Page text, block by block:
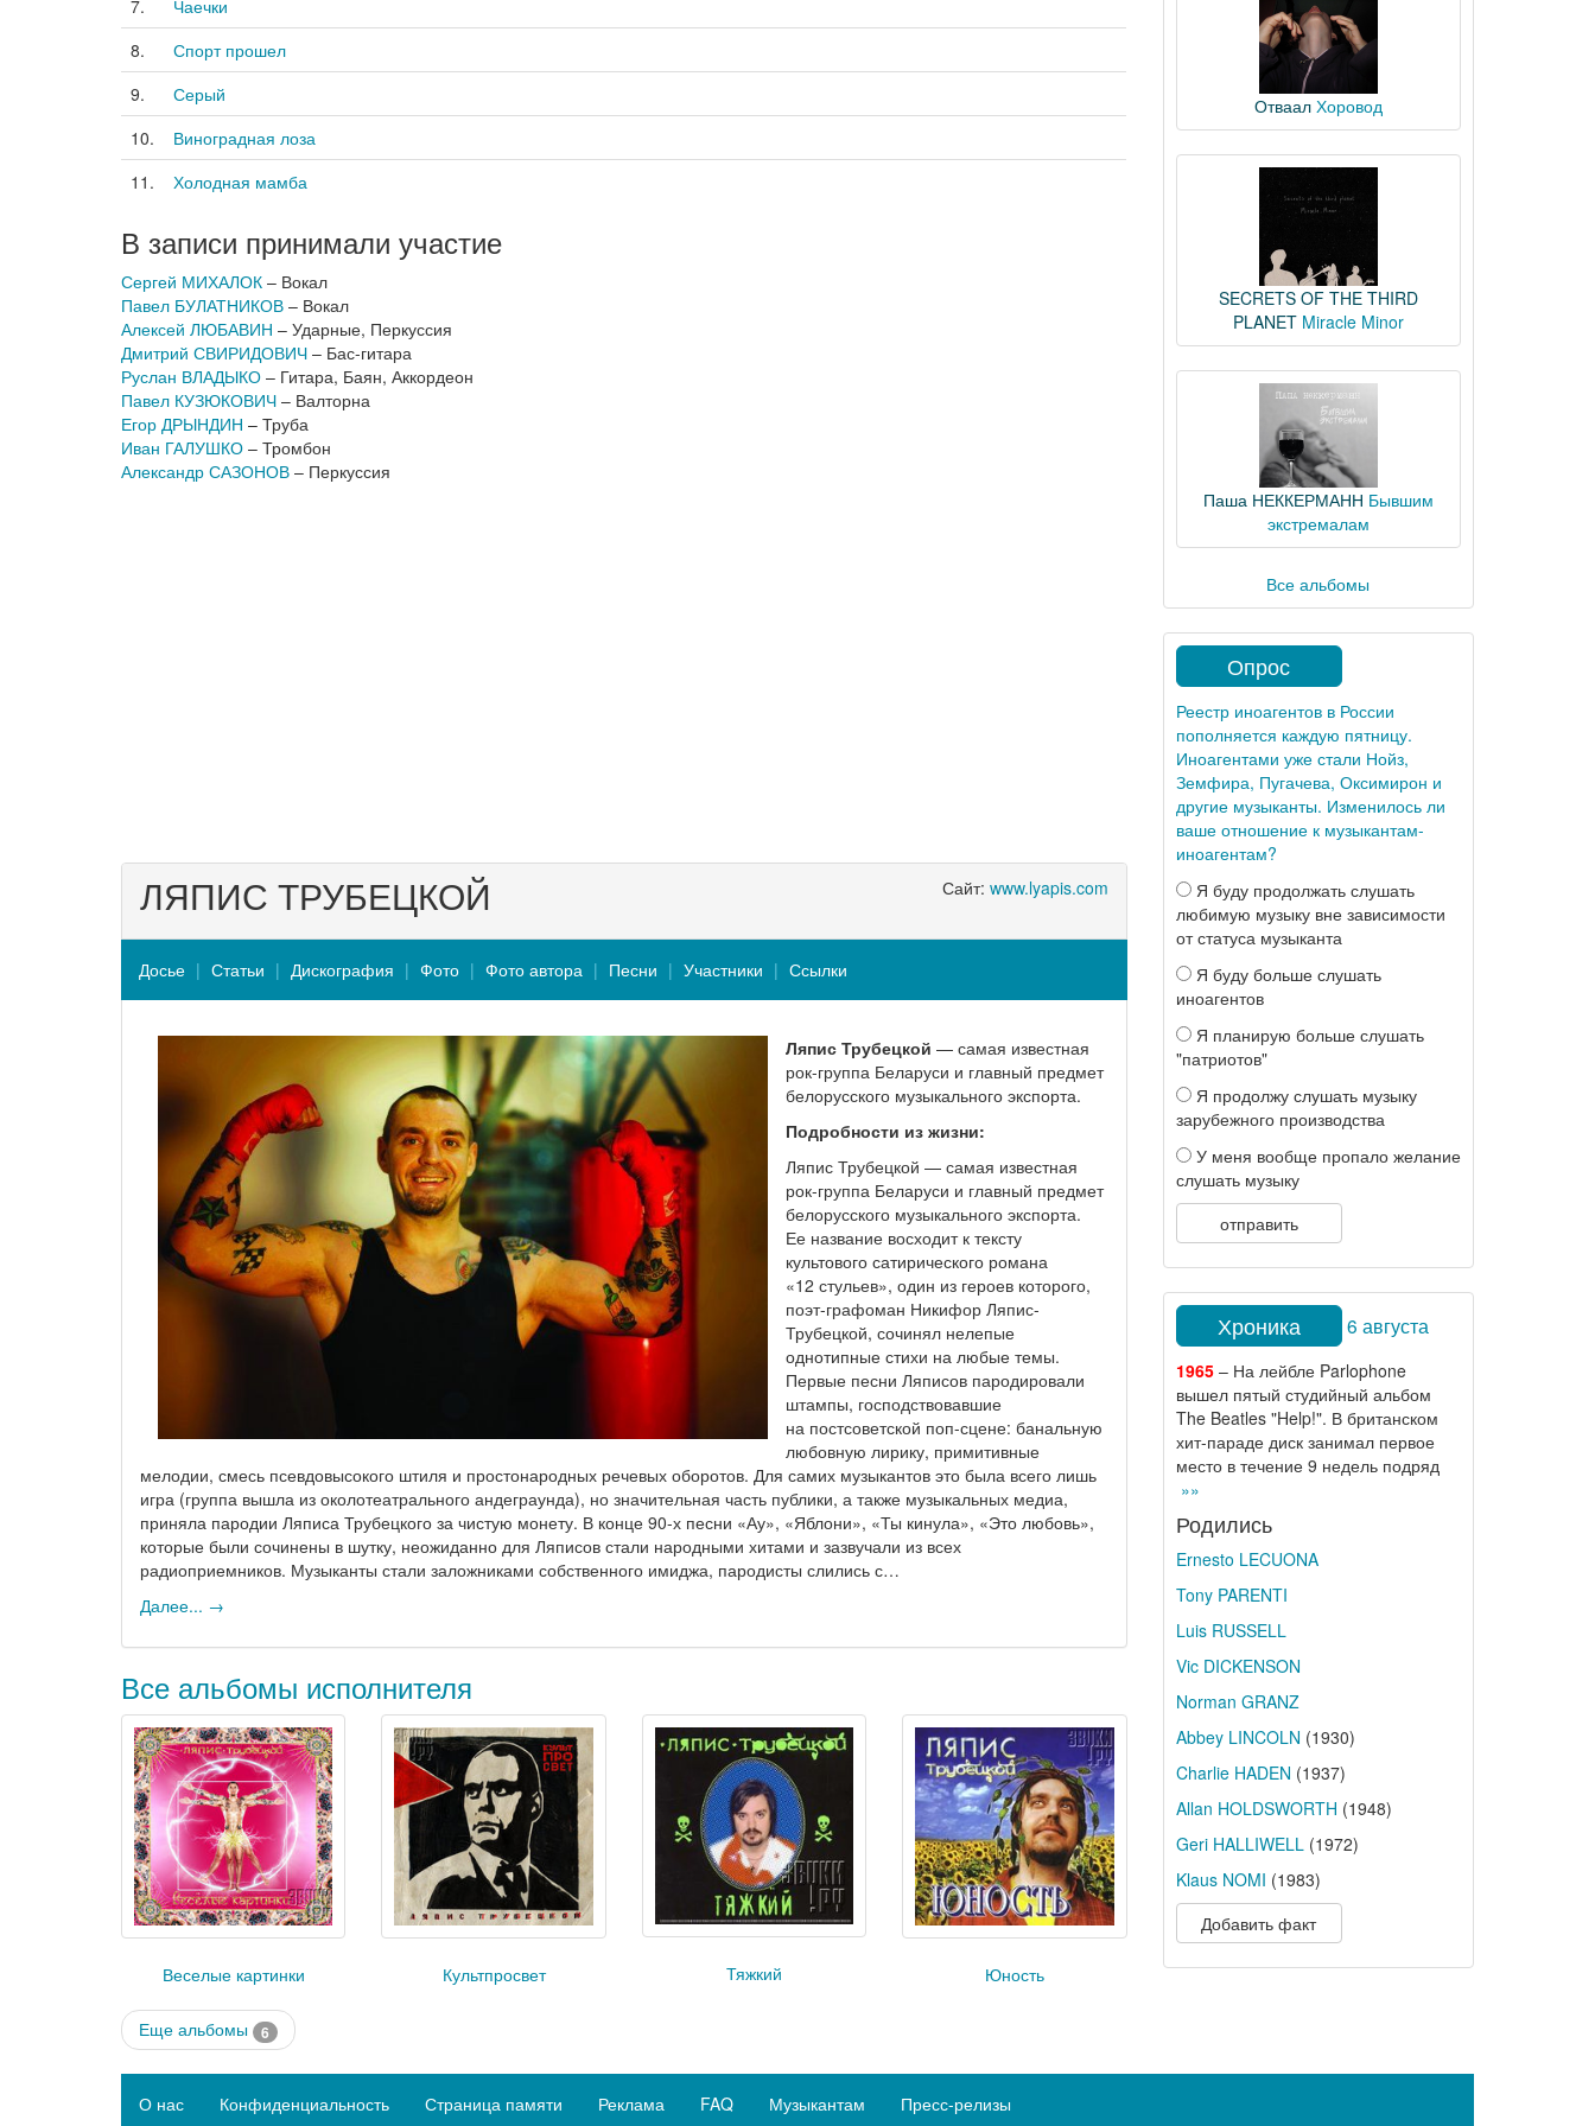
7.
Чаечки
8.
Спорт прошел
9.
Серый
10.
Виноградная лоза
11.
Холодная мамба
В записи принимали участие
Сергей МИХАЛОК – Вокал
Павел БУЛАТНИКОВ – Вокал
Алексей ЛЮБАВИН – Ударные, Перкуссия
Дмитрий СВИРИДОВИЧ – Бас-гитара
Руслан ВЛАДЫКО – Гитара, Баян, Аккордеон
Павел КУЗЮКОВИЧ – Валторна
Егор ДРЫНДИН – Труба
Иван ГАЛУШКО – Тромбон
Александр САЗОНОВ – Перкуссия
Сайт: www.lyapis.com
ЛЯПИС ТРУБЕЦКОЙ
Досье Статьи Дискография Фото Фото автора Песни Участники Ссылки
Ляпис Трубецкой — самая известная
рок-группа Беларуси и главный предмет
белорусского музыкального экспорта.
Подробности из жизни:
Ляпис Трубецкой — самая известная
рок-группа Беларуси и главный предмет
белорусского музыкального экспорта.
Ее название восходит к тексту
культового сатирического романа
«12 стульев», один из героев которого,
поэт-графоман Никифор Ляпис-
Трубецкой, сочинял нелепые
однотипные стихи на любые темы.
Первые песни Ляписов пародировали
штампы, господствовавшие
на постсоветской поп-сцене: банальную
любовную лирику, примитивные
мелодии, смесь псевдовысокого штиля и простонародных речевых оборотов. Для самих музыкантов это была всего лишь
игра (группа вышла из околотеатрального андеграунда), но значительная часть публики, а также музыкальных медиа,
приняла пародии Ляписа Трубецкого за чистую монету. В конце 90-х песни «Ау», «Яблони», «Ты кинула», «Это любовь»,
которые были сочинены в шутку, неожиданно для Ляписов стали народными хитами и зазвучали из всех
радиоприемников. Музыканты стали заложниками собственного имиджа, пародисты слились с…
Далее... →
Все альбомы исполнителя
Веселые картинки Культпросвет Тяжкий Юность
Еще альбомы 6
Отваал Хоровод
SECRETS OF THE THIRD
PLANET Miracle Minor
Паша НЕККЕРМАНН Бывшим
экстремалам
Все альбомы
Опрос
Реестр иноагентов в России
пополняется каждую пятницу.
Иноагентами уже стали Нойз,
Земфира, Пугачева, Оксимирон и
другие музыканты. Изменилось ли
ваше отношение к музыкантам-
иноагентам?
Я буду продолжать слушать
любимую музыку вне зависимости
от статуса музыканта
Я буду больше слушать
иноагентов
Я планирую больше слушать
"патриотов"
Я продолжу слушать музыку
зарубежного производства
У меня вообще пропало желание
слушать музыку
отправить
Хроника 6 августа
1965– На лейбле Parlophone
вышел пятый студийный альбом
The Beatles "Help!". В британском
хит-параде диск занимал первое
место в течение 9 недель подряд
»»
Родились
Ernesto LECUONA
Tony PARENTI
Luis RUSSELL
Vic DICKENSON
Norman GRANZ
Abbey LINCOLN (1930)
Charlie HADEN (1937)
Allan HOLDSWORTH (1948)
Geri HALLIWELL(1972)
Klaus NOMI (1983)
Добавить факт
О нас Конфиденциальность Страница памяти Реклама FAQ Музыкантам Пресс-релизы